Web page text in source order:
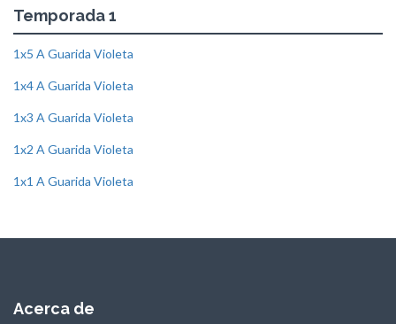
Temporada 1
1x5 A Guarida Violeta
1x4 A Guarida Violeta
1x3 A Guarida Violeta
1x2 A Guarida Violeta
1x1 A Guarida Violeta
Acerca de